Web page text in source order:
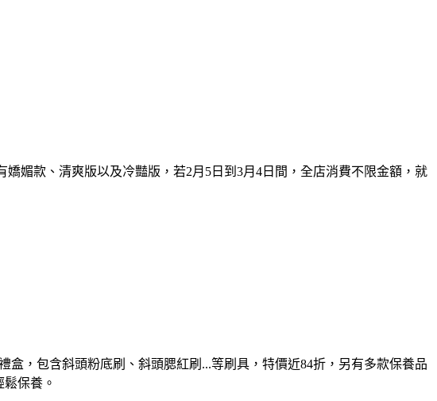
媚款、清爽版以及冷豔版，若2月5日到3月4日間，全店消費不限金額，就
，包含斜頭粉底刷、斜頭腮紅刷...等刷具，特價近84折，另有多款保養品
保養。